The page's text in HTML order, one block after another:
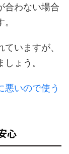
合わない場合
いますが、
ょう。
悪いので使う
心